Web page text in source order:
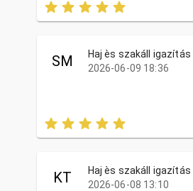
SM
Haj ès szakáll igazítás
2026-06-09 18:36
KT
Haj ès szakáll igazítás
2026-06-08 13:10